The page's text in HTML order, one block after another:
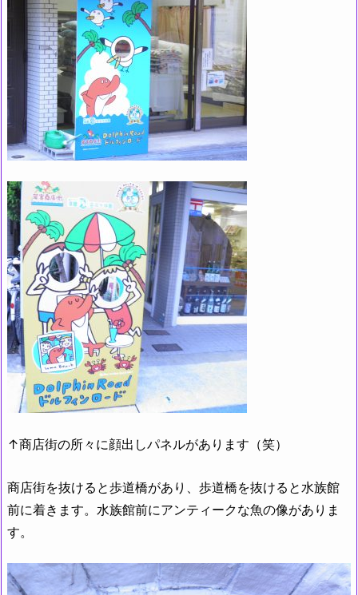
↑商店街の所々に顔出しパネルがあります（笑）
商店街を抜けると歩道橋があり、歩道橋を抜けると水族館
前に着きます。水族館前にアンティークな魚の像がありま
す。